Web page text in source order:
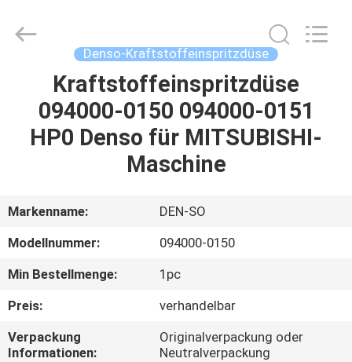
HAUSE
VIDEOS
UNS
WERKSBESICHTIGUNG
Parts
Denso-Kraftstoffeinspritzdüse
Kraftstoffeinspritzdüse
094000-0150 094000-0151
HP0 Denso für MITSUBISHI-
Maschine
Markenname:
DEN-SO
Modellnummer:
094000-0150
Min Bestellmenge:
1pc
Preis:
verhandelbar
Verpackung
Informationen:
Originalverpackung oder
Neutralverpackung